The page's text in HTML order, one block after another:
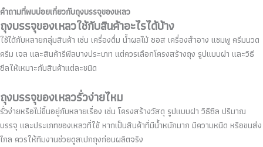
คำถามที่พบบ่อยเกี่ยวกับถุงบรรจุของเหลว
ถุงบรรจุของเหลวใช้กับสินค้าอะไรได้บ้าง
ใช้ได้กับหลายกลุ่มสินค้า เช่น เครื่องดื่ม น้ำผลไม้ ซอส เครื่องสำอาง แชมพู ครีมนวด
ครีม เจล และสินค้ารีฟิลบางประเภท แต่ควรเลือกโครงสร้างถุง รูปแบบฝา และวิธี
ซีลให้เหมาะกับสินค้าแต่ละชนิด
ถุงบรรจุของเหลวรั่วง่ายไหม
รั่วง่ายหรือไม่ขึ้นอยู่กับหลายเรื่อง เช่น โครงสร้างวัสดุ รูปแบบฝา วิธีซีล ปริมาณ
บรรจุ และประเภทของเหลวที่ใช้ หากเป็นสินค้าที่มีน้ำหนักมาก มีความหนืด หรือขนส่ง
ไกล ควรให้ทีมงานช่วยดูสเปกถุงก่อนผลิตจริง